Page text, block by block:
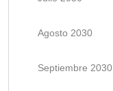
Agosto 2030
Septiembre 2030